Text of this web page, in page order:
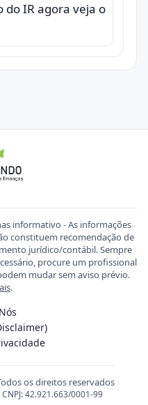
do IR agora veja o
informativo - As informações
constituem recomendação de
jurídico/contábil. Sempre
procure um profissional
mudar sem aviso prévio.
.
os direitos reservados
42.921.663/0001-99